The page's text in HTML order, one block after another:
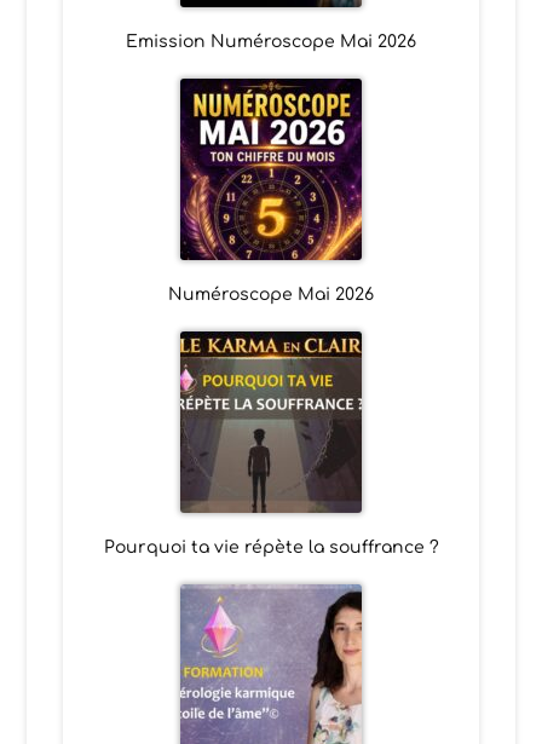
Emission Numéroscope Mai 2026
Numéroscope Mai 2026
Pourquoi ta vie répète la souffrance ?